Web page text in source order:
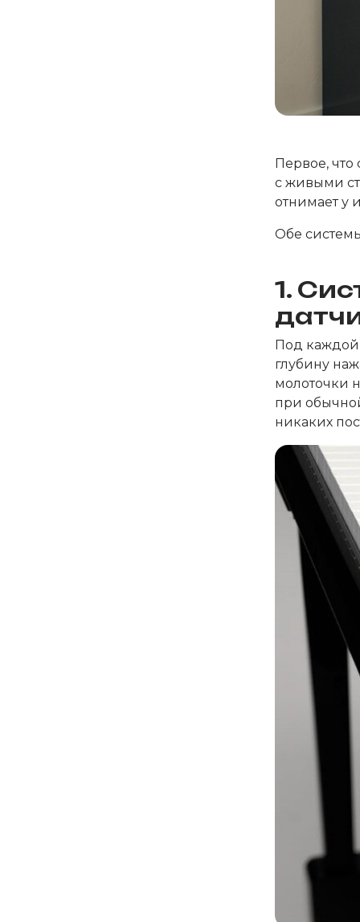
Первое, что
с живыми
отнимает у
Обе
1.
Под каждой
глубину
молоточки
при
никаких